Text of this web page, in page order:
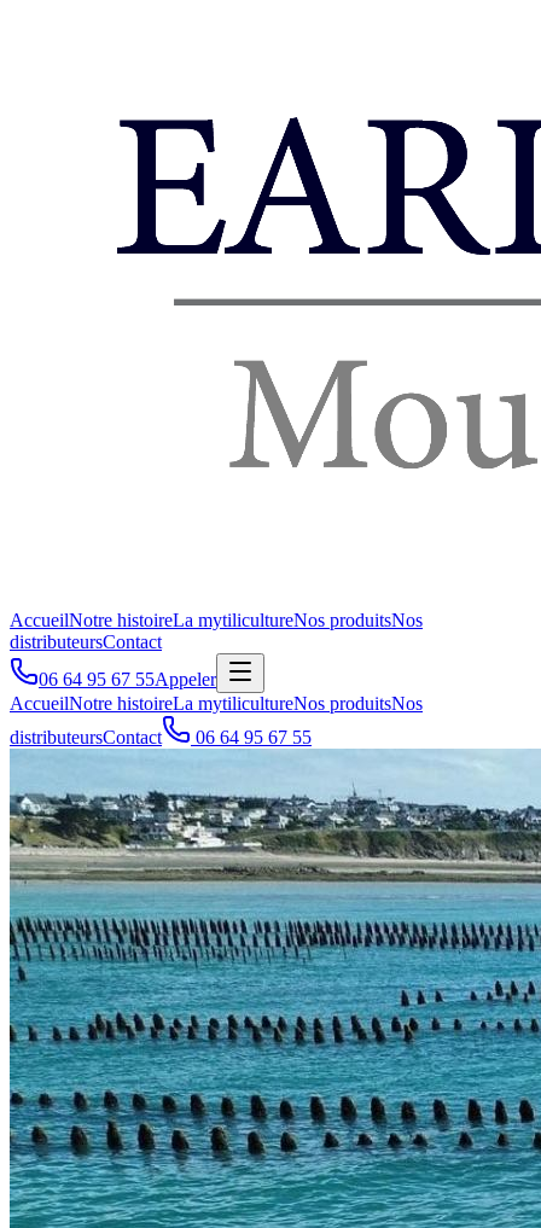
AccueilNotre histoireLa mytilicultureNos produitsNos
distributeursContact
06 64 95 67 55Appeler
AccueilNotre histoireLa mytilicultureNos produitsNos
distributeursContact 06 64 95 67 55